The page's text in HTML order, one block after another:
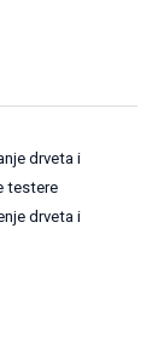
drveta i
testere
drveta i